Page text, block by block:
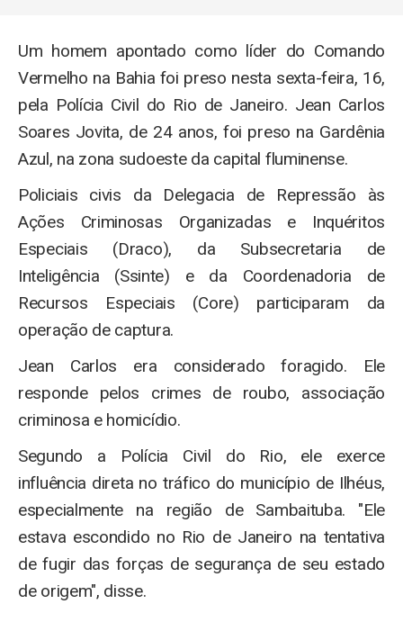
Um homem apontado como líder do Comando
Vermelho na Bahia foi preso nesta sexta-feira, 16,
pela Polícia Civil do Rio de Janeiro. Jean Carlos
Soares Jovita, de 24 anos, foi preso na Gardênia
Azul, na zona sudoeste da capital fluminense.
Policiais civis da Delegacia de Repressão às
Ações Criminosas Organizadas e Inquéritos
Especiais (Draco), da Subsecretaria de
Inteligência (Ssinte) e da Coordenadoria de
Recursos Especiais (Core) participaram da
operação de captura.
Jean Carlos era considerado foragido. Ele
responde pelos crimes de roubo, associação
criminosa e homicídio.
Segundo a Polícia Civil do Rio, ele exerce
influência direta no tráfico do município de Ilhéus,
especialmente na região de Sambaituba. "Ele
estava escondido no Rio de Janeiro na tentativa
de fugir das forças de segurança de seu estado
de origem", disse.